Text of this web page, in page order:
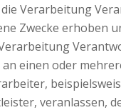
Verarbeitung
Zwecke erhoben
einen oder
veranlassen,